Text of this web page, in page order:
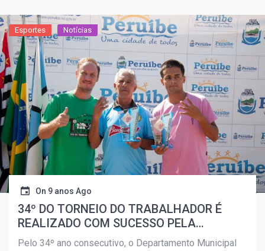
Esportes Notícias
On 9 anos Ago
34º DO TORNEIO DO TRABALHADOR É
REALIZADO COM SUCESSO PELA
PREFEITURA
Pelo 34º ano consecutivo, o Departamento Municipal